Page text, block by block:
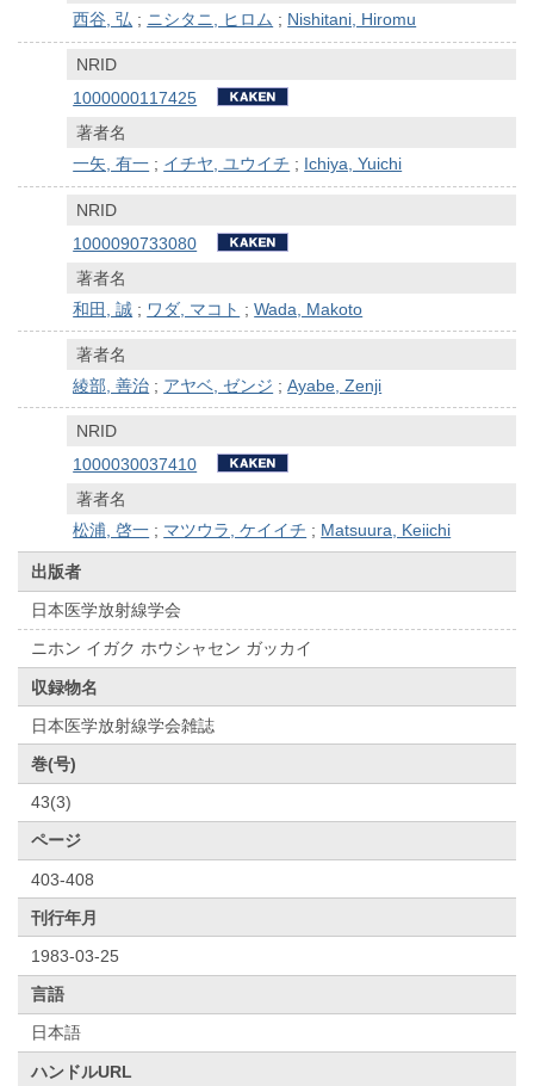
西谷, 弘 ; ニシタニ, ヒロム ; Nishitani, Hiromu
NRID
1000000117425
著者名
一矢, 有一 ; イチヤ, ユウイチ ; Ichiya, Yuichi
NRID
1000090733080
著者名
和田, 誠 ; ワダ, マコト ;Wada, Makoto
著者名
綾部, 善治 ; アヤベ, ゼンジ ;Ayabe, Zenji
NRID
1000030037410
著者名
松浦, 啓一 ; マツウラ, ケイイチ ; Matsuura, Keiichi
出版者
日本医学放射線学会
ニホン イガク ホウシャセン ガッカイ
収録物名
日本医学放射線学会雑誌
巻(号)
43(3)
ページ
403-408
刊行年月
1983-03-25
言語
日本語
ハンドルURL